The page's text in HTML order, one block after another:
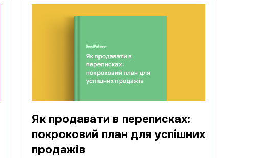
Як продавати в переписках:
покроковий план для успішних
продажів